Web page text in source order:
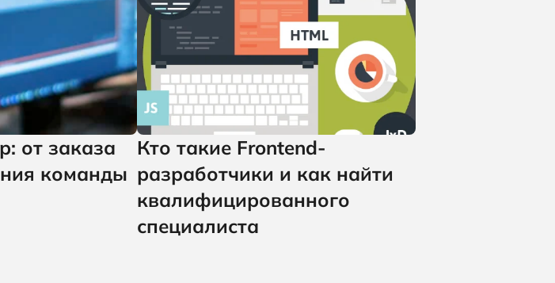
от заказа
команды
Кто такие Frontend-
разработчики и как найти
квалифицированного
специалиста